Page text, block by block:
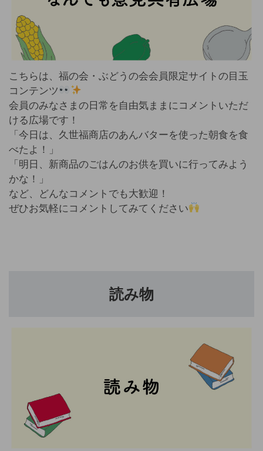
こちらは、福の会・ぶどうの会会員限定サイトの目玉
コンテンツ
会員のみなさまの日常を自由気ままにコメントいただ
ける広場です！
「今日は、久世福商店のあんバターを使った朝食を食
べたよ！」
「明日、新商品のごはんのお供を買いに行ってみよう
かな！」
など、どんなコメントでも大歓迎！
ぜひお気軽にコメントしてみてください
読み物